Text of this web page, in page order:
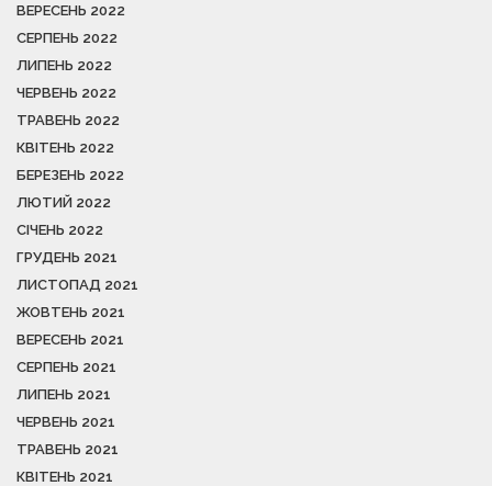
ВЕРЕСЕНЬ 2022
СЕРПЕНЬ 2022
ЛИПЕНЬ 2022
ЧЕРВЕНЬ 2022
ТРАВЕНЬ 2022
КВІТЕНЬ 2022
БЕРЕЗЕНЬ 2022
ЛЮТИЙ 2022
СІЧЕНЬ 2022
ГРУДЕНЬ 2021
ЛИСТОПАД 2021
ЖОВТЕНЬ 2021
ВЕРЕСЕНЬ 2021
СЕРПЕНЬ 2021
ЛИПЕНЬ 2021
ЧЕРВЕНЬ 2021
ТРАВЕНЬ 2021
КВІТЕНЬ 2021